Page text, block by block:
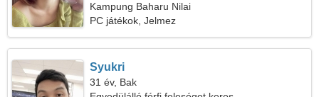
Kampung Baharu Nilai
PC játékok, Jelmez
Syukri
31 év, Bak